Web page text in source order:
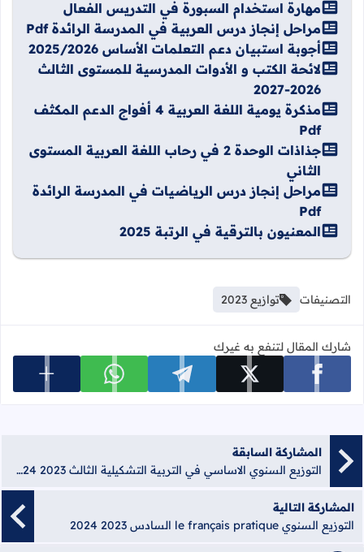
مهارة استخدام السبورة في التدريس الفعال
مراحل إنجاز درس العربية في المدرسة الرائدة Pdf
أجوبة استبيان دعم التعلمات الأساس 2025/2026
لائحة الكتب و الأدوات المدرسية للمستوى الثالث
2026-2027
مذكرة يومية اللغة العربية 4 أفواج الدعم المكثف
Pdf
جذاذات الوحدة 2 في رحاب اللغة العربية المستوى
الثاني
مراحل إنجاز درس الرياضيات في المدرسة الرائدة
Pdf
المعنيون بالترقية في الرتبة 2025
التصنيفات توازيع 2023
شارك المقال لتنفع به غيرك
شارك على facebook شارك على x شارك على telegram شارك على whatsapp عرض
المشاركة السابقة
التوزيع السنوي الاساسي في التربية التشكيلية الثالث 2023 2024
المشاركة التالية
التوزيع السنوي le français pratique السادس 2023 2024